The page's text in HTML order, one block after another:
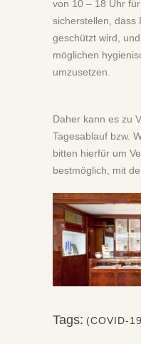
von 10 – 18 Uhr
sicherstellen, dass
geschützt wird,
möglichen
umzusetzen.
Daher kann es zu
Tagesablauf bzw.
bitten hierfür um
bestmöglich, mit
Tags: (COVID-